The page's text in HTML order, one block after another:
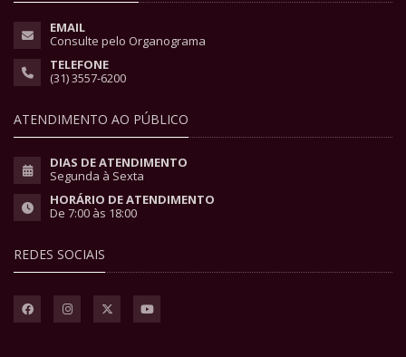
EMAIL
Consulte pelo Organograma
TELEFONE
(31) 3557-6200
ATENDIMENTO AO PÚBLICO
DIAS DE ATENDIMENTO
Segunda à Sexta
HORÁRIO DE ATENDIMENTO
De 7:00 às 18:00
REDES SOCIAIS